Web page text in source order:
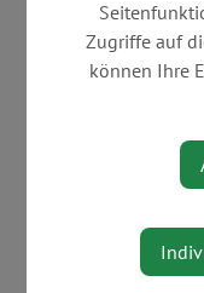
Zugriffe auf
können Ihre